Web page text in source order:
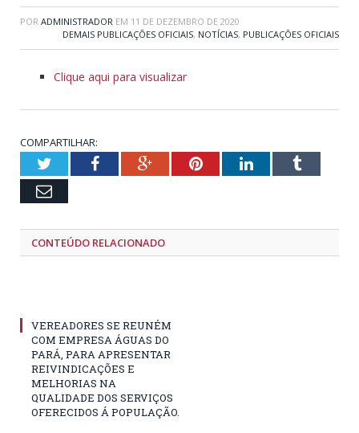
POR ADMINISTRADOR EM 11 DE DEZEMBRO DE 2020
DEMAIS PUBLICAÇÕES OFICIAIS, NOTÍCIAS, PUBLICAÇÕES OFICIAIS
Clique aqui para visualizar
COMPARTILHAR:
TwitterFacebookGoogle+PinterestLinkedInTumblr
Email
CONTEÚDO RELACIONADO
VEREADORES SE REUNÉM
COM EMPRESA ÁGUAS DO
PARÁ, PARA APRESENTAR
REIVINDICAÇÕES E
MELHORIAS NA
QUALIDADE DOS SERVIÇOS
OFERECIDOS Á POPULAÇÃO.